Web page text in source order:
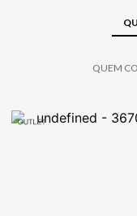
QUEM